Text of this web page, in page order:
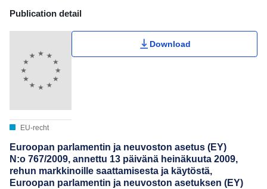
Publication Detail Actions Portlet
Publication detail
EU-recht
Download
Euroopan parlamentin ja neuvoston asetus (EY)
N:o 767/2009, annettu 13 päivänä heinäkuuta 2009,
rehun markkinoille saattamisesta ja käytöstä,
Euroopan parlamentin ja neuvoston asetuksen (EY)